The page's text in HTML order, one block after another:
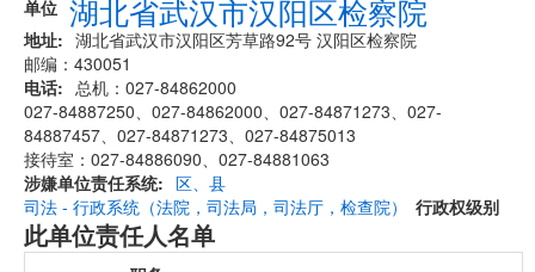
单位 湖北省武汉市汉阳区检察院
地址
湖北省武汉市汉阳区芳草路92号 汉阳区检察院
邮编：430051
电话
总机：027-84862000
027-84887250、027-84862000、027-84871273、027-
84887457、027-84871273、027-84875013
接待室：027-84886090、027-84881063
涉嫌单位责任系统
司法 - 行政系统（法院，司法局，司法厅，检查院）
行政权级别
区、县
此单位责任人名单